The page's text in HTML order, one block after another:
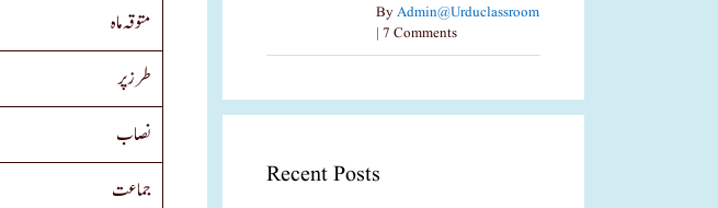
متوقہ ماہ
طرز پر
نصاب
جماعت
ByAdmin@urduclassroom
| 7 Comments
Recent Posts